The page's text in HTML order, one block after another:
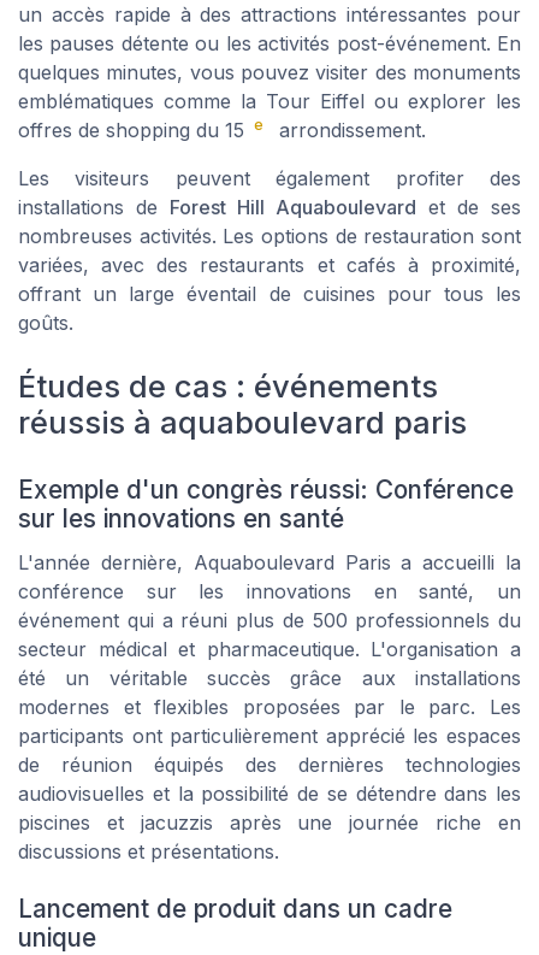
un accès rapide à des attractions intéressantes pour
les pauses détente ou les activités post-événement. En
quelques minutes, vous pouvez visiter des monuments
emblématiques comme la Tour Eiffel ou explorer les
offres de shopping du 15 e arrondissement.
Les visiteurs peuvent également profiter des
installations de Forest Hill Aquaboulevard et de ses
nombreuses activités. Les options de restauration sont
variées, avec des restaurants et cafés à proximité,
offrant un large éventail de cuisines pour tous les
goûts.
Études de cas : événements
réussis à aquaboulevard paris
Exemple d'un congrès réussi: Conférence
sur les innovations en santé
L'année dernière, Aquaboulevard Paris a accueilli la
conférence sur les innovations en santé, un
événement qui a réuni plus de 500 professionnels du
secteur médical et pharmaceutique. L'organisation a
été un véritable succès grâce aux installations
modernes et flexibles proposées par le parc. Les
participants ont particulièrement apprécié les espaces
de réunion équipés des dernières technologies
audiovisuelles et la possibilité de se détendre dans les
piscines et jacuzzis après une journée riche en
discussions et présentations.
Lancement de produit dans un cadre
unique